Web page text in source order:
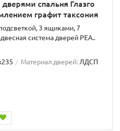
спальня Глазго
графит таксония
3 ящиками, 7
система дверей РЕА..
Материал дверей: ЛДСП